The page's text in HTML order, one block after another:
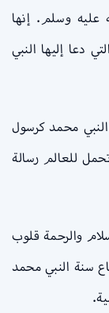
عليه وسلم. إنها
دعا إليها النبي
محمد كرسول
للعالم رسالة
والرحمة قلوب
سنة النبي محمد